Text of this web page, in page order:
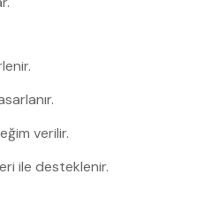
verilir.
ile desteklenir.